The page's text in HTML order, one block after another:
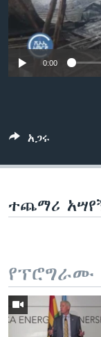
ቋንቋዎች
0:00
አጋሩ
ተጨማሪ
የፕሮግራሙ